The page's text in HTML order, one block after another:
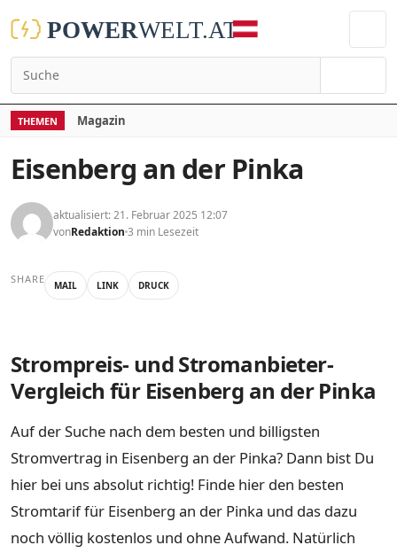
THEMEN Magazin
Eisenberg an der Pinka
aktualisiert: 21. Februar 2025 12:07
vonRedaktion 3 min Lesezeit
SHARE MAIL LINK DRUCK
Strompreis- und Stromanbieter-
Vergleich für Eisenberg an der Pinka
Auf der Suche nach dem besten und billigsten
Stromvertrag in Eisenberg an der Pinka? Dann bist Du
hier bei uns absolut richtig! Finde hier den besten
Stromtarif für Eisenberg an der Pinka und das dazu
noch völlig kostenlos und ohne Aufwand. Natürlich